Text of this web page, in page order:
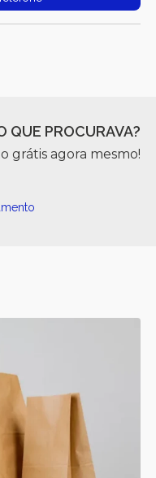
QUE PROCURAVA?
grátis agora mesmo!